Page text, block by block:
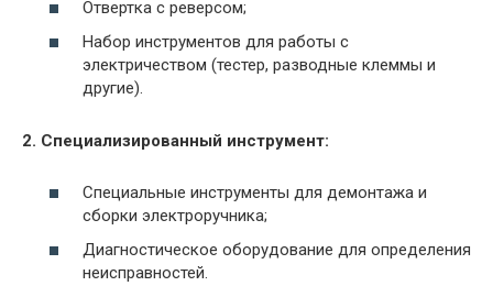
Отвертка с реверсом;
Набор инструментов для работы с
электричеством (тестер, разводные клеммы и
другие).
2. Специализированный инструмент:
Специальные инструменты для демонтажа и
сборки электроручника;
Диагностическое оборудование для определения
неисправностей.